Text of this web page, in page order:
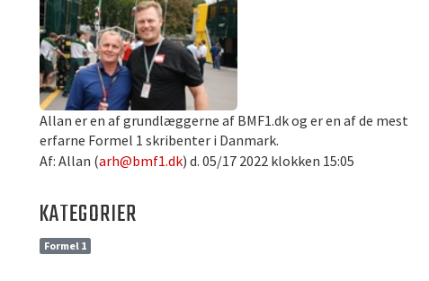
Allan er en af grundlæggerne af BMF1.dk og er en af de mest
erfarne Formel 1 skribenter i Danmark.
Af: Allan (arh@bmf1.dk) d. 05/17 2022 klokken 15:05
KATEGORIER
Formel 1